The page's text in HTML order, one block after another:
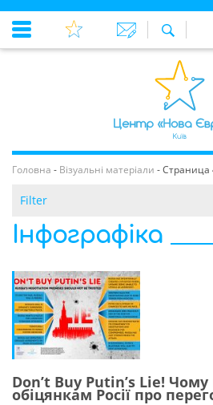
Головна - Візуальні матеріали -Страница
Filter
Інфографіка
Don’t Buy Putin’s Lie!
обіцянкам Росії про